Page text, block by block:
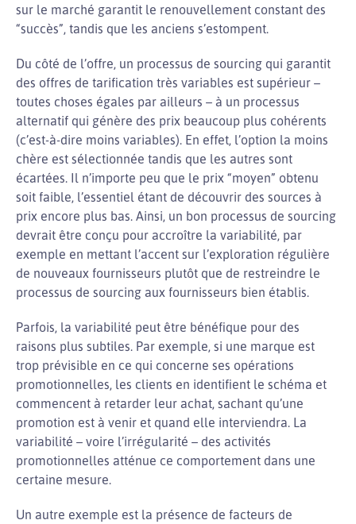
sur le marché garantit le renouvellement constant des
“succès”, tandis que les anciens s’estompent.
Du côté de l’offre, un processus de sourcing qui garantit
des offres de tarification très variables est supérieur –
toutes choses égales par ailleurs – à un processus
alternatif qui génère des prix beaucoup plus cohérents
(c’est-à-dire moins variables). En effet, l’option la moins
chère est sélectionnée tandis que les autres sont
écartées. Il n’importe peu que le prix “moyen” obtenu
soit faible, l’essentiel étant de découvrir des sources à
prix encore plus bas. Ainsi, un bon processus de sourcing
devrait être conçu pour accroître la variabilité, par
exemple en mettant l’accent sur l’exploration régulière
de nouveaux fournisseurs plutôt que de restreindre le
processus de sourcing aux fournisseurs bien établis.
Parfois, la variabilité peut être bénéfique pour des
raisons plus subtiles. Par exemple, si une marque est
trop prévisible en ce qui concerne ses opérations
promotionnelles, les clients en identifient le schéma et
commencent à retarder leur achat, sachant qu’une
promotion est à venir et quand elle interviendra. La
variabilité – voire l’irrégularité – des activités
promotionnelles atténue ce comportement dans une
certaine mesure.
Un autre exemple est la présence de facteurs de